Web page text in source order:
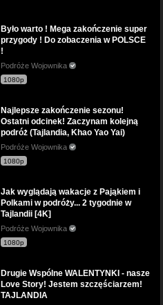
Było warto ! Mega zakończenie super
przygody ! Do zobaczenia w POLSCE
!
Podróże Wojownika
1080p
Najlepsze zakończenie sezonu!
Ostatni odcinek! Zaczynam kolejną
podróż (Tajlandia, Khao Yao Yai)
Podróże Wojownika
1080p
Jak wyglądają wakacje z Pająkiem i
Polkami w podróży... 2 tygodnie w
Tajlandii [4K]
Podróże Wojownika
1080p
Drugie Wspólne WALENTYNKI - nasze
Love Story! Jestem szczęściarzem!
TAJLANDIA